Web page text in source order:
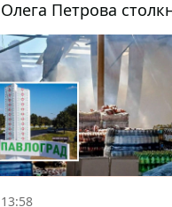
Олега Петрова
"скорая" и Toyota:
№5 задерживаются
13:58